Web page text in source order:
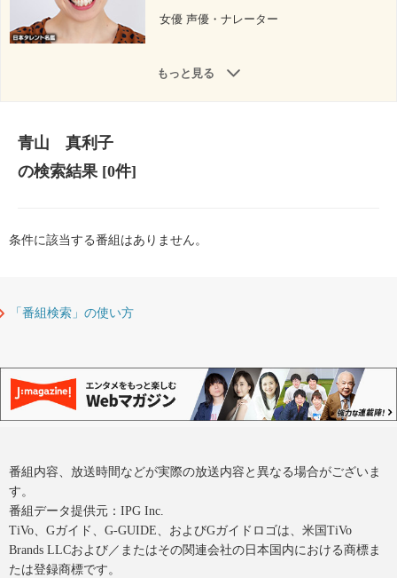
女優 声優・ナレーター
もっと見る
青山 真利子
の検索結果[0件]
条件に該当する番組はありません。
「番組検索」の使い方
番組内容、放送時間などが実際の放送内容と異なる場合がございま
す。
番組データ提供元：IPG Inc.
TiVo、Gガイド、G-GUIDE、およびGガイドロゴは、米国TiVo
Brands LLCおよび／またはその関連会社の日本国内における商標ま
たは登録商標です。